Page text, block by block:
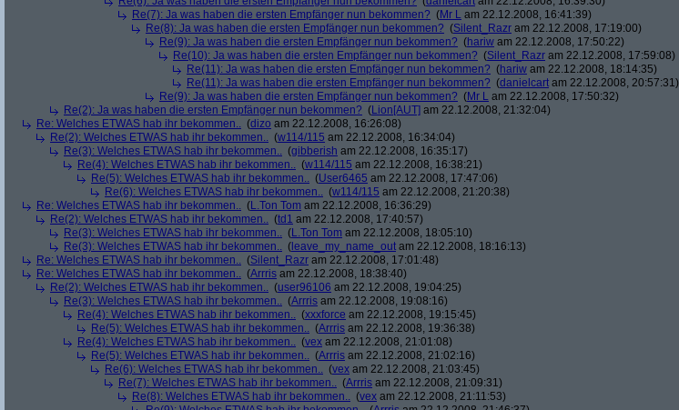
Re(7): Ja was haben die ersten Empfänger nun bekommen? (Mr L am 22.12.2008, 16:41:39)
Re(8): Ja was haben die ersten Empfänger nun bekommen? (Silent_Razr am 22.12.2008, 17:19:00)
Re(9): Ja was haben die ersten Empfänger nun bekommen? (hariw am 22.12.2008, 17:50:22)
Re(10): Ja was haben die ersten Empfänger nun bekommen? (Silent_Razr am 22.12.2008, 17:59:08)
Re(11): Ja was haben die ersten Empfänger nun bekommen? (hariw am 22.12.2008, 18:14:35)
Re(11): Ja was haben die ersten Empfänger nun bekommen? (danielcart am 22.12.2008, 20:57:31)
Re(9): Ja was haben die ersten Empfänger nun bekommen? (Mr L am 22.12.2008, 17:50:32)
Re(2): Ja was haben die ersten Empfänger nun bekommen? (Lion[AUT] am 22.12.2008, 21:32:04)
Re: Welches ETWAS hab ihr bekommen.. (dizo am 22.12.2008, 16:26:08)
Re(2): Welches ETWAS hab ihr bekommen.. (w114/115 am 22.12.2008, 16:34:04)
Re(3): Welches ETWAS hab ihr bekommen.. (gibberish am 22.12.2008, 16:35:17)
Re(4): Welches ETWAS hab ihr bekommen.. (w114/115 am 22.12.2008, 16:38:21)
Re(5): Welches ETWAS hab ihr bekommen.. (User6465 am 22.12.2008, 17:47:06)
Re(6): Welches ETWAS hab ihr bekommen.. (w114/115 am 22.12.2008, 21:20:38)
Re: Welches ETWAS hab ihr bekommen.. (L.Ton Tom am 22.12.2008, 16:36:29)
Re(2): Welches ETWAS hab ihr bekommen.. (td1 am 22.12.2008, 17:40:57)
Re(3): Welches ETWAS hab ihr bekommen.. (L.Ton Tom am 22.12.2008, 18:05:10)
Re(3): Welches ETWAS hab ihr bekommen.. ( leave_my_name_out am 22.12.2008, 18:16:13)
Re: Welches ETWAS hab ihr bekommen.. (Silent_Razr am 22.12.2008, 17:01:48)
Re: Welches ETWAS hab ihr bekommen.. (Arrris am 22.12.2008, 18:38:40)
Re(2): Welches ETWAS hab ihr bekommen.. (user96106 am 22.12.2008, 19:04:25)
Re(3): Welches ETWAS hab ihr bekommen.. (Arrris am 22.12.2008, 19:08:16)
Re(4): Welches ETWAS hab ihr bekommen.. (xxxforce am 22.12.2008, 19:15:45)
Re(5): Welches ETWAS hab ihr bekommen.. (Arrris am 22.12.2008, 19:36:38)
Re(4): Welches ETWAS hab ihr bekommen.. (vex am 22.12.2008, 21:01:08)
Re(5): Welches ETWAS hab ihr bekommen.. (Arrris am 22.12.2008, 21:02:16)
Re(6): Welches ETWAS hab ihr bekommen.. (vex am 22.12.2008, 21:03:45)
Re(7): Welches ETWAS hab ihr bekommen.. (Arrris am 22.12.2008, 21:09:31)
Re(8): Welches ETWAS hab ihr bekommen.. (vex am 22.12.2008, 21:11:53)